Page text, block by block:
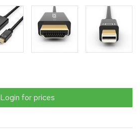
Login for prices